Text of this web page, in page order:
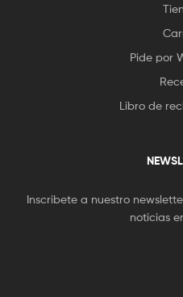
Pide por
Libro de
Inscribete a nuestro
noticias